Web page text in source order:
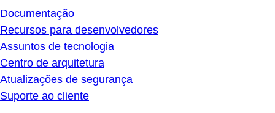
Documentação
Recursos para desenvolvedores
Assuntos de tecnologia
Centro de arquitetura
Atualizações de segurança
Suporte ao cliente